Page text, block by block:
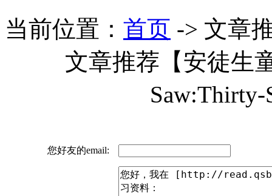
当前位置： 首页 -> 文章
文章推荐【安徒生
Saw:Thirty-
您好友的email: